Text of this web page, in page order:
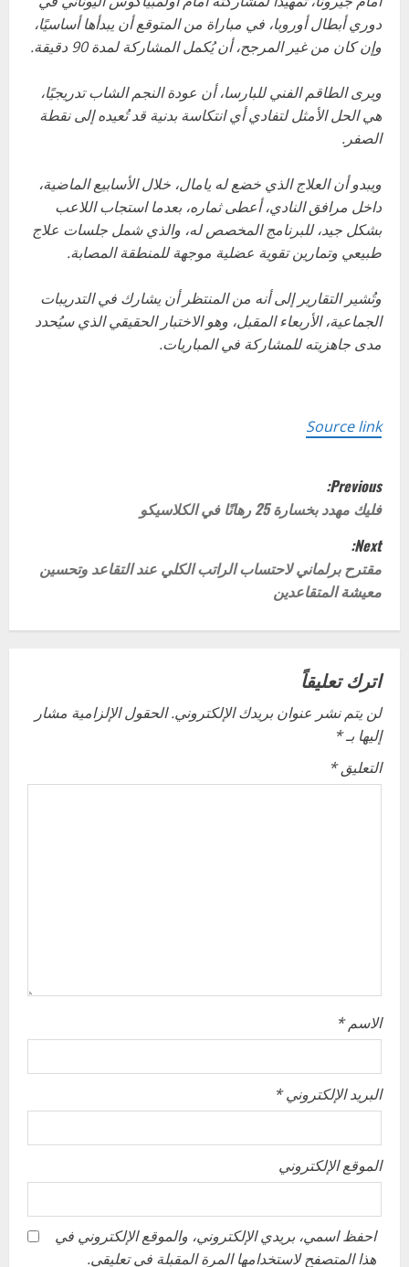
دوري أبطال أوروبا، في مباراة من المتوقع أن يبدأها أساسيًا،
وإن كان من غير المرجح، أن يُكمل المشاركة لمدة 90 دقيقة.
ويرى الطاقم الفني للبارسا، أن عودة النجم الشاب تدريجيًا،
هي الحل الأمثل لتفادي أي انتكاسة بدنية قد تُعيده إلى نقطة
الصفر.
ويبدو أن العلاج الذي خضع له يامال، خلال الأسابيع الماضية،
داخل مرافق النادي، أعطى ثماره، بعدما استجاب اللاعب
بشكل جيد، للبرنامج المخصص له، والذي شمل جلسات علاج
طبيعي وتمارين تقوية عضلية موجهة للمنطقة المصابة.
وتُشير التقارير إلى أنه من المنتظر أن يشارك في التدريبات
الجماعية، الأربعاء المقبل، وهو الاختبار الحقيقي الذي سيُحدد
مدى جاهزيته للمشاركة في المباريات.
Source link
P
o
s
t
n
a
v
i
g
Previous:
فليك مهدد بخسارة 25 رهانًا في الكلاسيكو
Next:
مقترح برلماني لاحتساب الراتب الكلي عند التقاعد وتحسين
معيشة المتقاعدين
اترك تعليقاً
لن يتم نشر عنوان بريدك الإلكتروني. الحقول الإلزامية مشار
إليها بـ*
التعليق*
الاسم*
البريد الإلكتروني*
الموقع الإلكتروني
احفظ اسمي، بريدي الإلكتروني، والموقع الإلكتروني في
هذا المتصفح لاستخدامها المرة المقبلة في تعليقي.